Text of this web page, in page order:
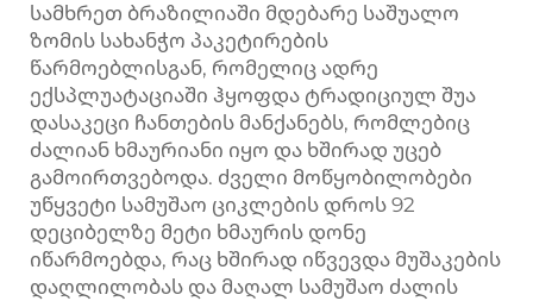
სამხრეთ ბრაზილიაში მდებარე საშუალო
ზომის სახანჭო პაკეტირების
წარმოებლისგან, რომელიც ადრე
ექსპლუატაციაში ჰყოფდა ტრადიციულ შუა
დასაკეცი ჩანთების მანქანებს, რომლებიც
ძალიან ხმაურიანი იყო და ხშირად უცებ
გამოირთვებოდა. ძველი მოწყობილობები
უწყვეტი სამუშაო ციკლების დროს 92
დეციბელზე მეტი ხმაურის დონე
იწარმოებდა, რაც ხშირად იწვევდა მუშაკების
დაღლილობას და მაღალ სამუშაო ძალის